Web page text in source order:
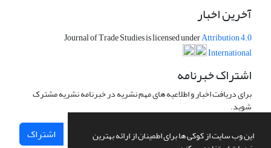
این وب سایت از کوکی ها برای اطمینان از ارائه بهترین
آخرین اخبار
Journal of Trade Studies is licensed underAttribution 4.0
International
اشتراک خبرنامه
برای دریافت اخبار و اطلاعیه های مهم نشریه در خبرنامه نشریه مشترک
شوید.
اشتراک